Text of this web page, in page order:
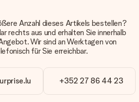
wird, kontaktiere bitte unseren
bezahlen?
Sofortüberweisung, Paypal,
über Klarna. Bei einer
verlängert sich die Lieferzeit des
3 Werktage.
Anzahl dieses Artikels bestellen?
rechts aus und erhalten Sie innerhalb
Wir sind an Werktagen von
für Sie erreichbar.
+352 27 86 44 23